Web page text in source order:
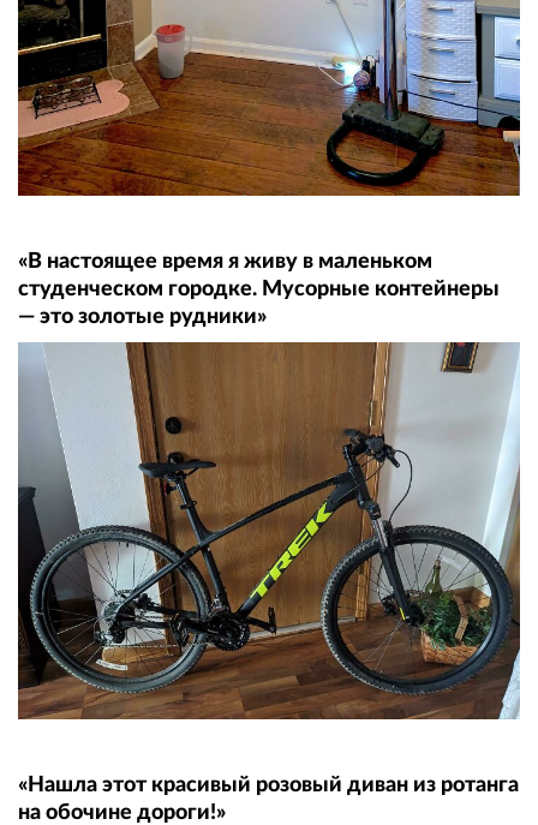
«В настоящее время я живу в маленьком
студенческом городке. Мусорные контейнеры
— это золотые рудники»
«Нашла этот красивый розовый диван из ротанга
на обочине дороги!»